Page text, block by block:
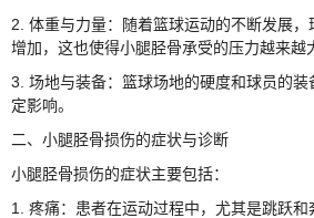
2. 体重与力量：随着篮球运动的不断发展
增加，这也使得小腿胫骨承受的压力越来越
3. 场地与装备：篮球场地的硬度和球员的
定影响。
二、小腿胫骨损伤的症状与诊断
小腿胫骨损伤的症状主要包括：
1. 疼痛：患者在运动过程中，尤其是跳跃